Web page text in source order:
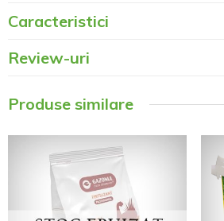
Caracteristici
Review-uri
Produse similare